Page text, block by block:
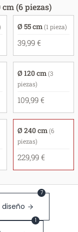
cm (6 piezas)
Ø 55 cm (1 pieza)
39,99 €
Ø 120 cm (3
piezas)
109,99 €
Ø 240 cm (6
piezas)
229,99 €
7
1